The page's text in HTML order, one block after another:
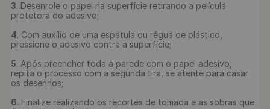
3. Desenrole o papel na superfície retirando a película
protetora do adesivo;
4. Com auxílio de uma espátula ou régua de plástico,
pressione o adesivo contra a superfície;
5. Após preencher toda a parede com o papel adesivo,
repita o processo com a segunda tira, se atente para casar
os desenhos;
6. Finalize realizando os recortes de tomada e as sobras que